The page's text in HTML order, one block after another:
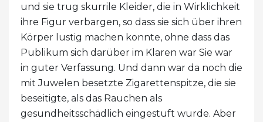
und sie trug skurrile Kleider, die in Wirklichkeit
ihre Figur verbargen, so dass sie sich über ihren
Körper lustig machen konnte, ohne dass das
Publikum sich darüber im Klaren war Sie war
in guter Verfassung. Und dann war da noch die
mit Juwelen besetzte Zigarettenspitze, die sie
beseitigte, als das Rauchen als
gesundheitsschädlich eingestuft wurde. Aber